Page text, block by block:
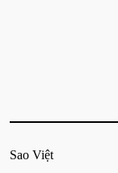
Sao Việt